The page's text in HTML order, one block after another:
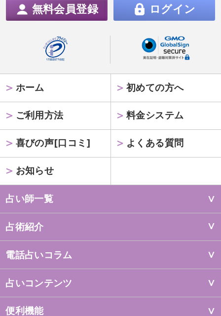
無料会員登録 ログイン
ホーム 初めての方へ
ご利用方法 料金システム
喜びの声[口コミ] よくある質問
お知らせ
占い師一覧
占術紹介
電話占いコラム
占いコンテンツ
便利機能